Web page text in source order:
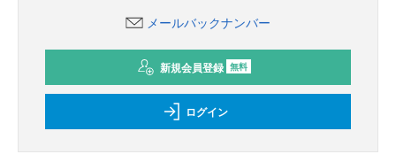
メールバックナンバー
新規会員登録 無料
ログイン